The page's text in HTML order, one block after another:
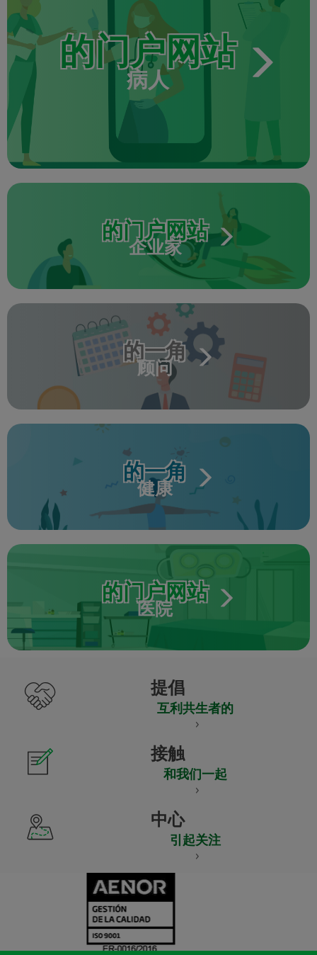
的门户网站
病人
的门户网站
企业家
的一角
顾问
的一角
健康
的门户网站
医院
提倡
互利共生者的
接触
和我们一起
中心
引起关注